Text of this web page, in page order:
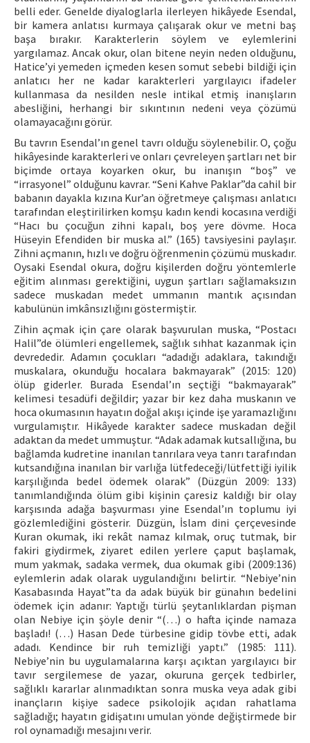
belli eder. Genelde diyaloglarla ilerleyen hikâyede Esendal,
bir kamera anlatısı kurmaya çalışarak okur ve metni baş
başa bırakır. Karakterlerin söylem ve eylemlerini
yargılamaz. Ancak okur, olan bitene neyin neden olduğunu,
Hatice’yi yemeden içmeden kesen somut sebebi bildiği için
anlatıcı her ne kadar karakterleri yargılayıcı ifadeler
kullanmasa da nesilden nesle intikal etmiş inanışların
abesliğini, herhangi bir sıkıntının nedeni veya çözümü
olamayacağını görür.
Bu tavrın Esendal’ın genel tavrı olduğu söylenebilir. O, çoğu
hikâyesinde karakterleri ve onları çevreleyen şartları net bir
biçimde ortaya koyarken okur, bu inanışın “boş” ve
“irrasyonel” olduğunu kavrar. “Seni Kahve Paklar”da cahil bir
babanın dayakla kızına Kur’an öğretmeye çalışması anlatıcı
tarafından eleştirilirken komşu kadın kendi kocasına verdiği
“Hacı bu çocuğun zihni kapalı, boş yere dövme. Hoca
Hüseyin Efendiden bir muska al.” (165) tavsiyesini paylaşır.
Zihni açmanın, hızlı ve doğru öğrenmenin çözümü muskadır.
Oysaki Esendal okura, doğru kişilerden doğru yöntemlerle
eğitim alınması gerektiğini, uygun şartları sağlamaksızın
sadece muskadan medet ummanın mantık açısından
kabulünün imkânsızlığını göstermiştir.
Zihin açmak için çare olarak başvurulan muska, “Postacı
Halil”de ölümleri engellemek, sağlık sıhhat kazanmak için
devrededir. Adamın çocukları “adadığı adaklara, takındığı
muskalara, okunduğu hocalara bakmayarak” (2015: 120)
ölüp giderler. Burada Esendal’ın seçtiği “bakmayarak”
kelimesi tesadüfi değildir; yazar bir kez daha muskanın ve
hoca okumasının hayatın doğal akışı içinde işe yaramazlığını
vurgulamıştır. Hikâyede karakter sadece muskadan değil
adaktan da medet ummuştur. “Adak adamak kutsallığına, bu
bağlamda kudretine inanılan tanrılara veya tanrı tarafından
kutsandığına inanılan bir varlığa lütfedeceği/lütfettiği iyilik
karşılığında bedel ödemek olarak” (Düzgün 2009: 133)
tanımlandığında ölüm gibi kişinin çaresiz kaldığı bir olay
karşısında adağa başvurması yine Esendal’ın toplumu iyi
gözlemlediğini gösterir. Düzgün, İslam dini çerçevesinde
Kuran okumak, iki rekât namaz kılmak, oruç tutmak, bir
fakiri giydirmek, ziyaret edilen yerlere çaput başlamak,
mum yakmak, sadaka vermek, dua okumak gibi (2009:136)
eylemlerin adak olarak uygulandığını belirtir. “Nebiye’nin
Kasabasında Hayat”ta da adak büyük bir günahın bedelini
ödemek için adanır: Yaptığı türlü şeytanlıklardan pişman
olan Nebiye için şöyle denir “(…) o hafta içinde namaza
başladı! (…) Hasan Dede türbesine gidip tövbe etti, adak
adadı. Kendince bir ruh temizliği yaptı.” (1985: 111).
Nebiye’nin bu uygulamalarına karşı açıktan yargılayıcı bir
tavır sergilemese de yazar, okuruna gerçek tedbirler,
sağlıklı kararlar alınmadıktan sonra muska veya adak gibi
inançların kişiye sadece psikolojik açıdan rahatlama
sağladığı; hayatın gidişatını umulan yönde değiştirmede bir
rol oynamadığı mesajını verir.